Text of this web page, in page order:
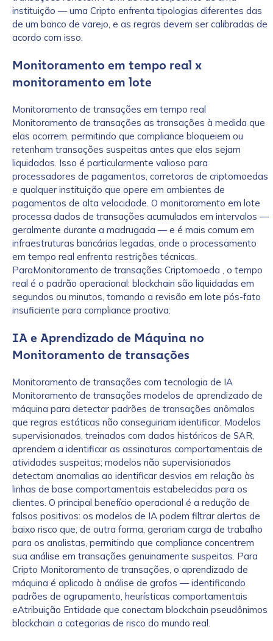
instituição — uma Cripto enfrenta tipologias diferentes das
de um banco de varejo, e as regras devem ser calibradas de
acordo com isso.
Monitoramento em tempo real x
monitoramento em lote
Monitoramento de transações em tempo real
Monitoramento de transações as transações à medida que
elas ocorrem, permitindo que compliance bloqueiem ou
retenham transações suspeitas antes que elas sejam
liquidadas. Isso é particularmente valioso para
processadores de pagamentos, corretoras de criptomoedas
e qualquer instituição que opere em ambientes de
pagamentos de alta velocidade. O monitoramento em lote
processa dados de transações acumulados em intervalos —
geralmente durante a madrugada — e é mais comum em
infraestruturas bancárias legadas, onde o processamento
em tempo real enfrenta restrições técnicas.
ParaMonitoramento de transações Criptomoeda , o tempo
real é o padrão operacional: blockchain são liquidadas em
segundos ou minutos, tornando a revisão em lote pós-fato
insuficiente para compliance proativa.
IA e Aprendizado de Máquina no
Monitoramento de transações
Monitoramento de transações com tecnologia de IA
Monitoramento de transações modelos de aprendizado de
máquina para detectar padrões de transações anômalos
que regras estáticas não conseguiriam identificar. Modelos
supervisionados, treinados com dados históricos de SAR,
aprendem a identificar as assinaturas comportamentais de
atividades suspeitas; modelos não supervisionados
detectam anomalias ao identificar desvios em relação às
linhas de base comportamentais estabelecidas para os
clientes. O principal benefício operacional é a redução de
falsos positivos: os modelos de IA podem filtrar alertas de
baixo risco que, de outra forma, gerariam carga de trabalho
para os analistas, permitindo que compliance concentrem
sua análise em transações genuinamente suspeitas. Para
Cripto Monitoramento de transações, o aprendizado de
máquina é aplicado à análise de grafos — identificando
padrões de agrupamento, heurísticas comportamentais
eAtribuição Entidade que conectam blockchain pseudônimos
blockchain a categorias de risco do mundo real.